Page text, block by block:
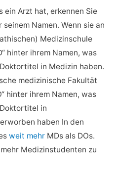
ein Arzt hat, erkennen Sie
Namen. Wenn sie an
Medizinschule
hinter ihrem Namen, was
in Medizin haben.
medizinische Fakultät
hinter ihrem Namen, was
in
haben In den
weit mehrMDs als DOs.
Medizinstudenten zu